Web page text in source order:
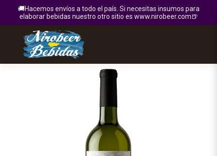
🚚Hacemos envíos a todo el país. Si necesitas insumos para
elaborar bebidas nuestro otro sitio es www.nirobeer.com🍺